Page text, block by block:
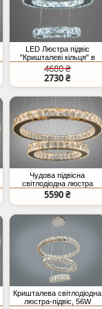
LED Люстра підвіс
"Кришталеві кільця" в
вітальню, 30 W, хром
4680 ₴
2730 ₴
Чудова підвісна
світлодіодна люстра
"Кришталеві кільця",
65W, золото
5590 ₴
Кришталева світлодіодна
люстра-підвіс, 56W